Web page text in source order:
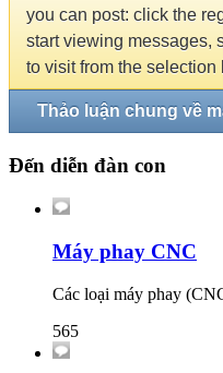
you can post: click the
start viewing messages,
to visit from the selection
Thảo luận chung về
Đến diễn đàn con
Máy phay CNC
Các loại máy phay
565